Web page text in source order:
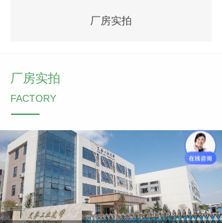
厂房实拍
厂房实拍
FACTORY